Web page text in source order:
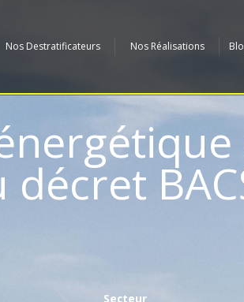
Nos Destratificateurs Nos Réalisations
Secteur